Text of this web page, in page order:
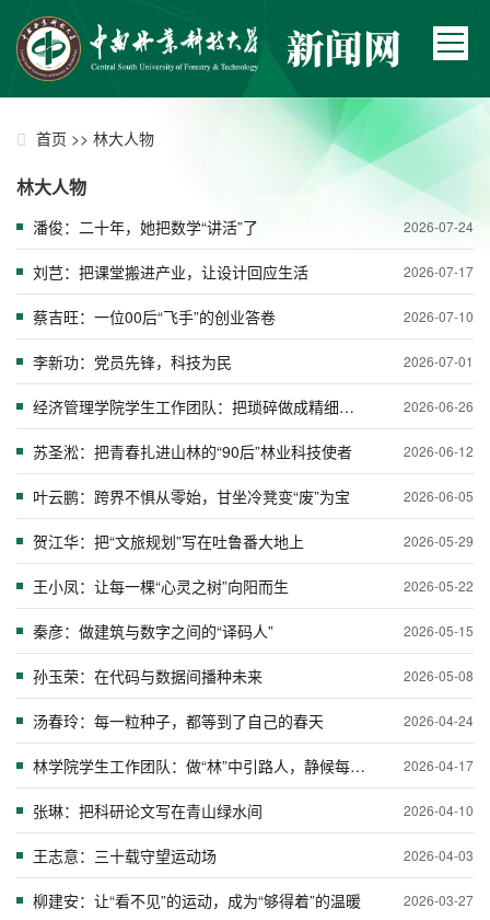
首页 >> 林大人物
林大人物
潘俊：二十年，她把数学“讲活”了 2026-07-24
刘芑：把课堂搬进产业，让设计回应生活 2026-07-17
蔡吉旺：一位00后“飞手”的创业答卷 2026-07-10
李新功：党员先锋，科技为民 2026-07-01
经济管理学院学生工作团队：把琐碎做成精细，平凡日常铸不凡 2026-06-26
苏圣淞：把青春扎进山林的“90后”林业科技使者 2026-06-12
叶云鹏：跨界不惧从零始，甘坐冷凳变“废”为宝 2026-06-05
贺江华：把“文旅规划”写在吐鲁番大地上 2026-05-29
王小凤：让每一棵“心灵之树”向阳而生 2026-05-22
秦彦：做建筑与数字之间的“译码人” 2026-05-15
孙玉荣：在代码与数据间播种未来 2026-05-08
汤春玲：每一粒种子，都等到了自己的春天 2026-04-24
林学院学生工作团队：做“林”中引路人，静候每一粒“种子”成长 2026-04-17
张琳：把科研论文写在青山绿水间 2026-04-10
王志意：三十载守望运动场 2026-04-03
柳建安：让“看不见”的运动，成为“够得着”的温暖 2026-03-27